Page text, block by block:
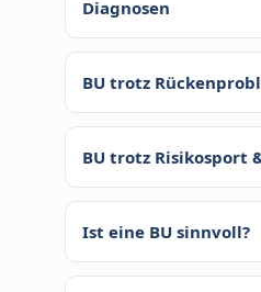
Unsere Berater
Festgehalt.
Diagnosen
BU trotz
BU trotz Risikosport
Ist eine BU sinnvoll?